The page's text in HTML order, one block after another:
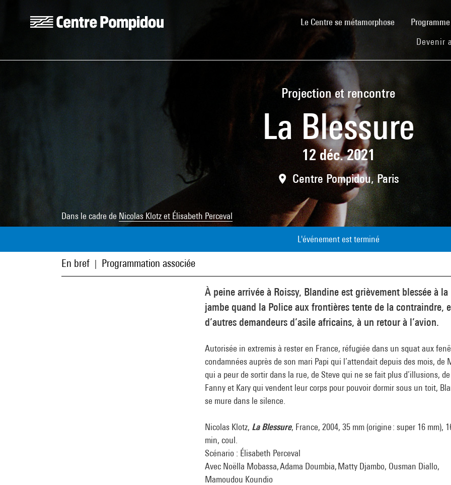
Le Centre se métamorphose(current)Programme
Devenir
Projection et rencontre
La Blessure
12 déc. 2021
Centre Pompidou, Paris
Dans le cadre de Nicolas Klotz et Élisabeth Perceval
L'événement est terminé
En bref Programmation associée
À peine arrivée à Roissy, Blandine est grièvement blessée à la
jambe quand la Police aux frontières tente de la contraindre,
d’autres demandeurs d’asile africains, à un retour à l’avion.
Autorisée in extremis à rester en France, réfugiée dans un squat aux
condamnées auprès de son mari Papi qui l’attendait depuis des mois, de
qui a peur de sortir dans la rue, de Steve qui ne se fait plus d’illusions, de
Fanny et Kary qui vendent leur corps pour pouvoir dormir sous un toit,
se mure dans le silence.
Nicolas Klotz, La Blessure, France, 2004, 35 mm (origine : super 16 mm),
min, coul.
Scénario : Élisabeth Perceval
Avec Noëlla Mobassa, Adama Doumbia, Matty Djambo, Ousman Diallo,
Mamoudou Koundio